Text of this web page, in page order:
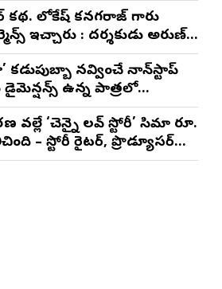
కథ. లోకేష్ కనగరాజ్ గారు
ఇచ్చారు : దర్శకుడు అరుణ్
కడుపుబ్బా నవ్వించే నాన్‌స్టాప్
డైమెన్షన్స్ ఉన్న పాత్రలో
: వరుణ్ తేజ్
వల్లే ‘చెన్నై లవ్ స్టోరీ’ సినిమా రూ.
– స్టోరీ రైటర్, ప్రొడ్యూసర్